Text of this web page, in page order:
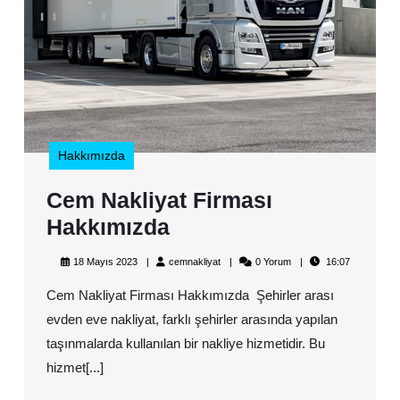
Hakkımızda
Cem Nakliyat Firması
HakkımızdaCem
Nakliyat
Hakkımızda
18 Mayıs 202318
2023
cemnakliyatcemnakliyat0 Yorum 16:07
Cem Nakliyat Firması Hakkımızda Şehirler arası
evden eve nakliyat, farklı şehirler arasında yapılan
taşınmalarda kullanılan bir nakliye hizmetidir. Bu
hizmet[...]